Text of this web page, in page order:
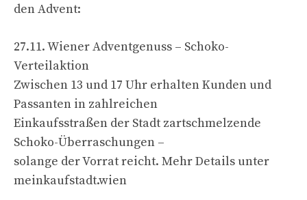
den Advent:
27.11. Wiener Adventgenuss – Schoko-
Verteilaktion
Zwischen 13 und 17 Uhr erhalten Kunden und
Passanten in zahlreichen
Einkaufsstraßen der Stadt zartschmelzende
Schoko-Überraschungen –
solange der Vorrat reicht. Mehr Details unter
meinkaufstadt.wien